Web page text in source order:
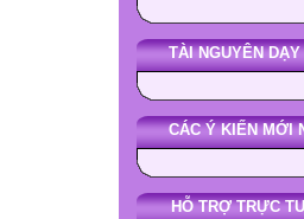
TÀI NGUYÊN DẠY
CÁC Ý KIẾN MỚI
HỖ TRỢ TRỰC